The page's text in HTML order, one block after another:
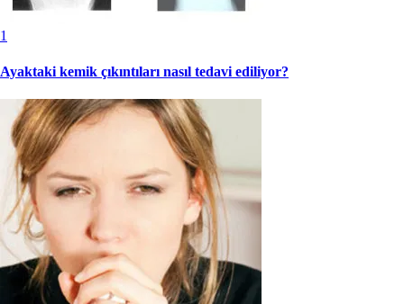
1
Ayaktaki kemik çıkıntıları nasıl tedavi ediliyor?